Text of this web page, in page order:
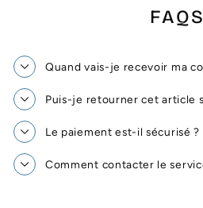
FAQS
Quand vais-je recevoir ma
Puis-je retourner cet article
Le paiement est-il sécurisé ?
Comment contacter le